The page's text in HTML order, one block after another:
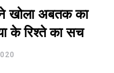
खोला अबतक का
के रिश्ते का सच